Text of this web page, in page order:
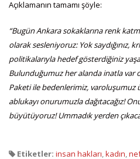
Açıklamanın tamamı şöyle:
“Bugün Ankara sokaklarına renk
olarak sesleniyoruz: Yok saydığınız,
politikalarıyla hedef gösterdiğiniz
Bulunduğumuz her alanda inatla var
Paketi ile bedenlerimiz, varoluşumuz
ablukayı onurumuzla dağıtacağız!
büyütüyoruz! Ummadık yerden
Etiketler: insan hakları,kadın,